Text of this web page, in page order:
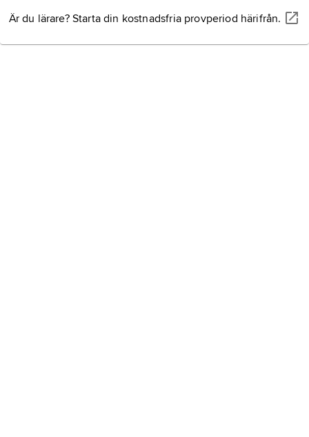
Är du lärare? Starta din kostnadsfria provperiod härifrån.